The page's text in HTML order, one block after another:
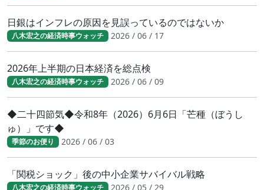
日銀はインフレの原因を見誤っているのではないか
八木宏之の経済時事ウォッチ 2026 / 06 / 17
2026年上半期の日本経済を総点検
八木宏之の経済時事ウォッチ 2026 / 06 / 09
◆二十四節気◆令和8年（2026）6月6日「芒種（ぼうし
ゅ）」です◆
季節のお便り 2026 / 06 / 03
「関税ショック」後の中小企業サバイバル戦略
八木宏之の経済時事ウォッチ 2026 / 05 / 29